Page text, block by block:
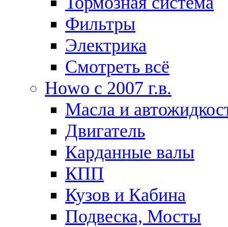
Фильтры
Электрика
Смотреть всё
Howo c 2007 г.в.
Масла и
Двигатель
Карданные валы
КПП
Кузов и Кабина
Подвеска, Мосты